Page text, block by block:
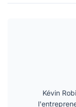
Kévin